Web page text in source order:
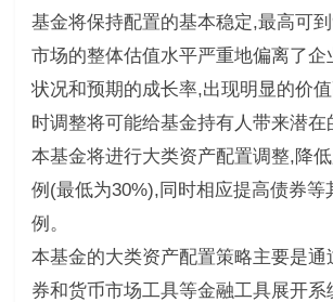
基金将保持配置的基本稳定,最高可
市场的整体估值水平严重地偏离了企
状况和预期的成长率,出现明显的价
时调整将可能给基金持有人带来潜在
本基金将进行大类资产配置调整,降
例(最低为30%),同时相应提高债券等
例。
本基金的大类资产配置策略主要是通
券和货币市场工具等金融工具展开系